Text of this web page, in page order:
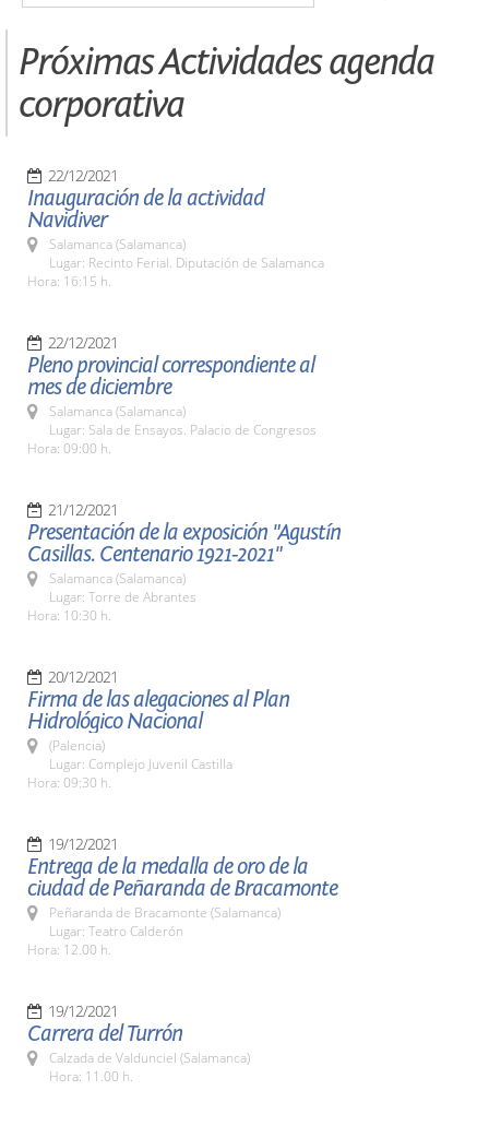
Próximas Actividades agenda
corporativa
22/12/2021
Inauguración de la actividad
Navidiver
Salamanca (Salamanca)
Lugar: Recinto Ferial. Diputación de Salamanca
Hora: 16:15 h.
22/12/2021
Pleno provincial correspondiente al
mes de diciembre
Salamanca (Salamanca)
Lugar: Sala de Ensayos. Palacio de Congresos
Hora: 09:00 h.
21/12/2021
Presentación de la exposición "Agustín
Casillas. Centenario 1921-2021"
Salamanca (Salamanca)
Lugar: Torre de Abrantes
Hora: 10:30 h.
20/12/2021
Firma de las alegaciones al Plan
Hidrológico Nacional
(Palencia)
Lugar: Complejo Juvenil Castilla
Hora: 09:30 h.
19/12/2021
Entrega de la medalla de oro de la
ciudad de Peñaranda de Bracamonte
Peñaranda de Bracamonte (Salamanca)
Lugar: Teatro Calderón
Hora: 12.00 h.
19/12/2021
Carrera del Turrón
Calzada de Valdunciel (Salamanca)
Hora: 11.00 h.